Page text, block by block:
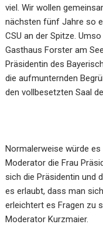
viel. Wir wollen
nächsten fünf Jahre so
CSU an der Spitze.
Gasthaus Forster am
Präsidentin des
die aufmunternden
den vollbesetzten Saal
Normalerweise würde
Moderator die Frau
sich die Präsidentin und
es erlaubt, dass man
erleichtert es Fragen zu
Moderator Kurzmaier.